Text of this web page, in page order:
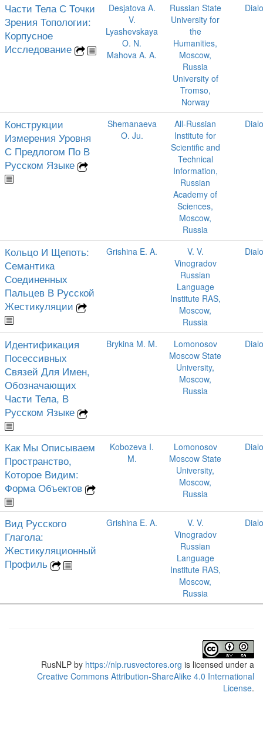
Части Тела С Точки
Зрения Топологии:
Корпусное
Исследование
Desjatova A.
V.
Lyashevskaya
O. N.
Mahova A. A.
Russian State
University for
the
Humanities,
Moscow,
Russia
University of
Tromso,
Norway
Конструкции
Измерения Уровня
С Предлогом По В
Русском Языке
Shemanaeva
O. Ju.
All-Russian
Institute for
Scientific and
Technical
Information,
Russian
Academy of
Sciences,
Moscow,
Russia
Кольцо И Щепоть:
Семантика
Соединенных
Пальцев В Русской
Жестикуляции
Grishina E. A.
V. V.
Vinogradov
Russian
Language
Institute RAS,
Moscow,
Russia
Идентификация
Посессивных
Связей Для Имен,
Обозначающих
Части Тела, В
Русском Языке
Brykina M. M.
Lomonosov
Moscow State
University,
Moscow,
Russia
Как Мы Описываем
Пространство,
Которое Видим:
Форма Объектов
Kobozeva I.
M.
Lomonosov
Moscow State
University,
Moscow,
Russia
Вид Русского
Глагола:
Жестикуляционный
Профиль
Grishina E. A.
V. V.
Vinogradov
Russian
Language
Institute RAS,
Moscow,
Russia
RusNLP by https://nlp.rusvectores.org is licensed under a
Creative Commons Attribution-ShareAlike 4.0 International
License.